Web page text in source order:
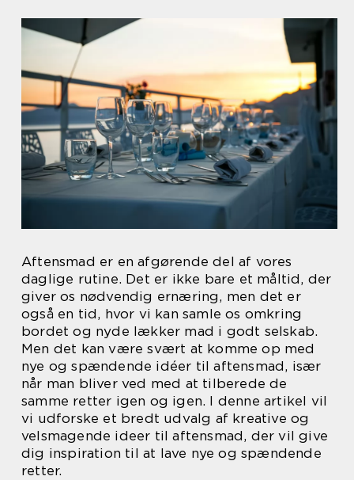
Aftensmad er en afgørende del af vores
daglige rutine. Det er ikke bare et måltid, der
giver os nødvendig ernæring, men det er
også en tid, hvor vi kan samle os omkring
bordet og nyde lækker mad i godt selskab.
Men det kan være svært at komme op med
nye og spændende idéer til aftensmad, især
når man bliver ved med at tilberede de
samme retter igen og igen. I denne artikel vil
vi udforske et bredt udvalg af kreative og
velsmagende ideer til aftensmad, der vil give
dig inspiration til at lave nye og spændende
retter.